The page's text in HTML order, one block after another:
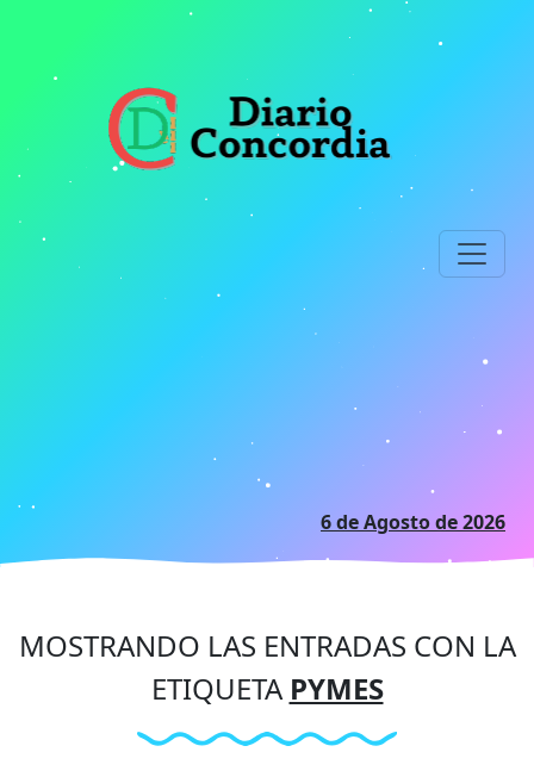
contenido
6 de Agosto de 2026
MOSTRANDO LAS ENTRADAS CON LA
ETIQUETA PYMES